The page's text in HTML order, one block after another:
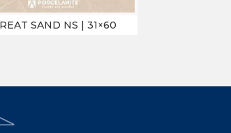
SAND NS | 31×60